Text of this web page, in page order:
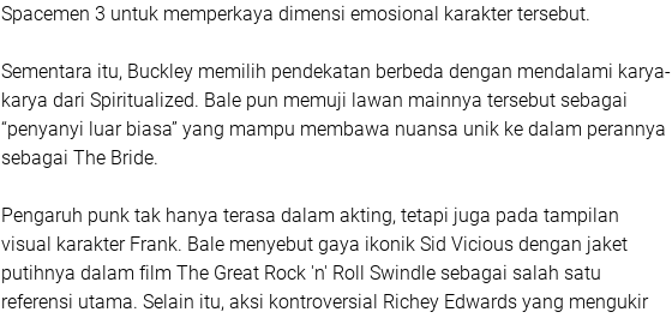
Spacemen 3 untuk memperkaya dimensi emosional karakter tersebut.
Sementara itu, Buckley memilih pendekatan berbeda dengan mendalami karya-
karya dari Spiritualized. Bale pun memuji lawan mainnya tersebut sebagai
“penyanyi luar biasa” yang mampu membawa nuansa unik ke dalam perannya
sebagai The Bride.
Pengaruh punk tak hanya terasa dalam akting, tetapi juga pada tampilan
visual karakter Frank. Bale menyebut gaya ikonik Sid Vicious dengan jaket
putihnya dalam film The Great Rock 'n' Roll Swindle sebagai salah satu
referensi utama. Selain itu, aksi kontroversial Richey Edwards yang mengukir